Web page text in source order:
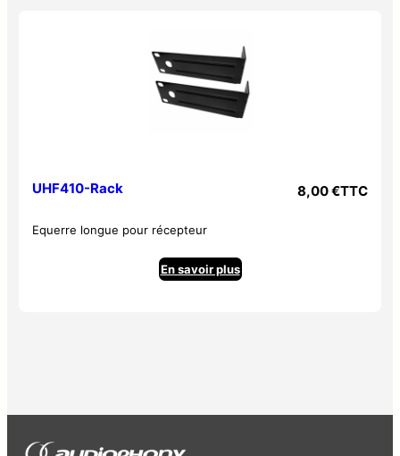
UHF410-Rack 8,00€TTC
Equerre longue pour récepteur
En savoir plus